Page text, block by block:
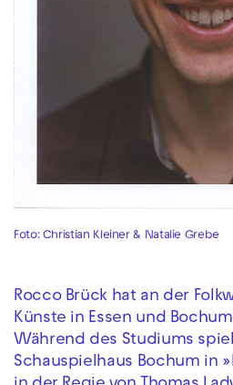
Foto: Christian Kleiner & Natalie Grebe
Rocco Brück hat an der
Künste in Essen und
Während des Studiums
Schauspielhaus Bochum in